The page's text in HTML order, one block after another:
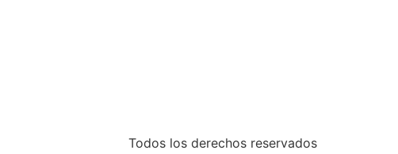
Todos los derechos reservados